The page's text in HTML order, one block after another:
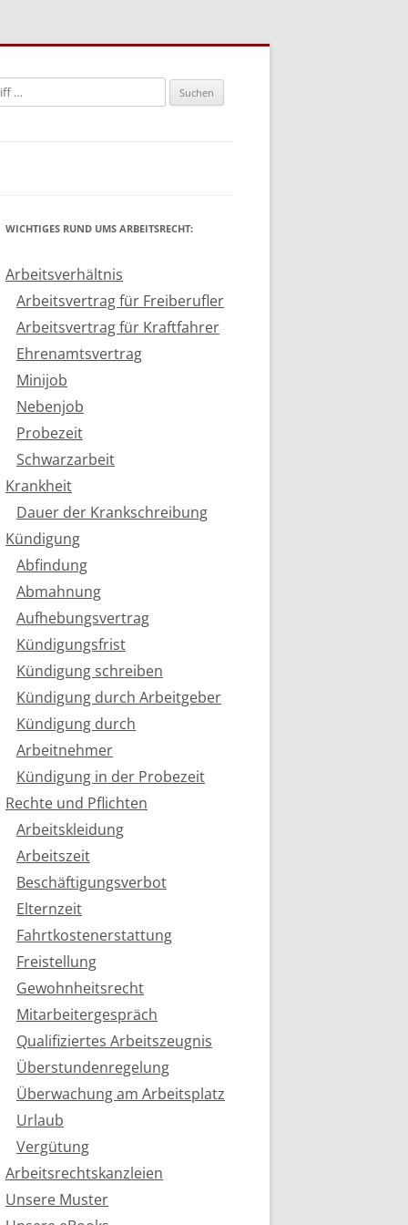
WICHTIGES RUND UMS ARBEITSRECHT:
Arbeitsverhältnis
Arbeitsvertrag für Freiberufler
Arbeitsvertrag für Kraftfahrer
Ehrenamtsvertrag
Minijob
Nebenjob
Probezeit
Schwarzarbeit
Krankheit
Dauer der Krankschreibung
Kündigung
Abfindung
Abmahnung
Aufhebungsvertrag
Kündigungsfrist
Kündigung schreiben
Kündigung durch Arbeitgeber
Kündigung durch
Arbeitnehmer
Kündigung in der Probezeit
Rechte und Pflichten
Arbeitskleidung
Arbeitszeit
Beschäftigungsverbot
Elternzeit
Fahrtkostenerstattung
Freistellung
Gewohnheitsrecht
Mitarbeitergespräch
Qualifiziertes Arbeitszeugnis
Überstundenregelung
Überwachung am Arbeitsplatz
Urlaub
Vergütung
Arbeitsrechtskanzleien
Unsere Muster